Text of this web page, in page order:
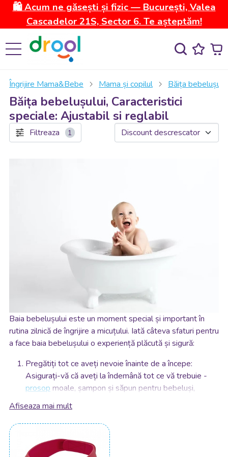
🛍️ Acum ne găsești și fizic — București, Valea
Cascadelor 21S, Sector 6. Te așteptăm!
Îngrijire Mama&Bebe Mama și copilul Băița bebelușului
Băița bebelușului, Caracteristici
speciale: Ajustabil si reglabil
Filtreaza 1
Baia bebelușului este un moment special și important în
rutina zilnică de îngrijire a micuțului. Iată câteva sfaturi pentru
a face baia bebelușului o experiență plăcută și sigură:
Pregătiți tot ce aveți nevoie înainte de a începe:
Asigurați-vă că aveți la îndemână tot ce vă trebuie -
prosopmoale, șampon și săpun pentru bebeluși,
curat,
necesare.
Verificați temperatura apei: Asigurați-vă că apa din
cadă este la temperatura potrivită pentru bebeluș
Afiseaza mai mult